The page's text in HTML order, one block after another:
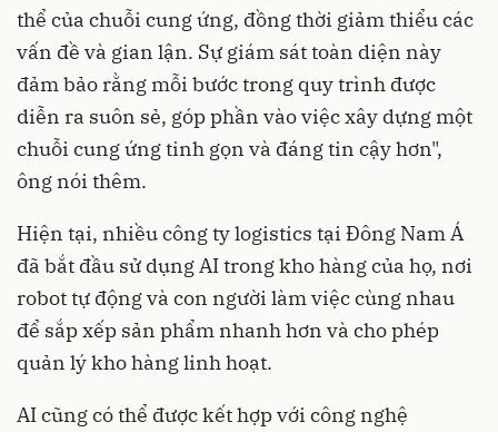
thể của chuỗi cung ứng, đồng thời giảm thiểu các
vấn đề và gian lận. Sự giám sát toàn diện này
đảm bảo rằng mỗi bước trong quy trình được
diễn ra suôn sẻ, góp phần vào việc xây dựng một
chuỗi cung ứng tinh gọn và đáng tin cậy hơn",
ông nói thêm.
Hiện tại, nhiều công ty logistics tại Đông Nam Á
đã bắt đầu sử dụng AI trong kho hàng của họ, nơi
robot tự động và con người làm việc cùng nhau
để sắp xếp sản phẩm nhanh hơn và cho phép
quản lý kho hàng linh hoạt.
AI cũng có thể được kết hợp với công nghệ